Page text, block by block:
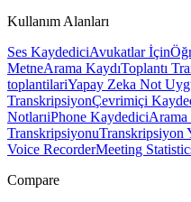
Kullanım Alanları
Ses KaydediciAvukatlar İçin
MetneArama KaydıToplantı
toplantilariYapay Zeka Not
TranskripsiyonÇevrimiçi
NotlarıiPhone KaydediciArama
TranskripsiyonuTranskripsiyon
Voice RecorderMeeting
Compare